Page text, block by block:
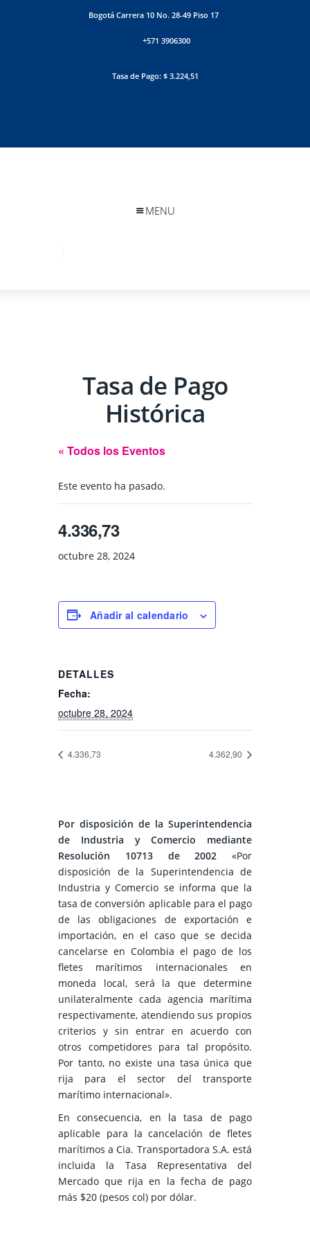
Bogotá Carrera 10 No. 28-49 Piso 17
+571 3906300
Tasa de Pago: $ 3.224,51
MENU
Tasa de Pago
Histórica
« Todos los Eventos
Este evento ha pasado.
4.336,73
octubre 28, 2024
Añadir al calendario
DETALLES
Fecha:
octubre 28, 2024
4.336,73 4.362,90
Por disposición de la Superintendencia
de Industria y Comercio mediante
Resolución 10713 de 2002 «Por
disposición de la Superintendencia de
Industria y Comercio se informa que la
tasa de conversión aplicable para el pago
de las obligaciones de exportación e
importación, en el caso que se decida
cancelarse en Colombia el pago de los
fletes marítimos internacionales en
moneda local, será la que determine
unilateralmente cada agencia marítima
respectivamente, atendiendo sus propios
criterios y sin entrar en acuerdo con
otros competidores para tal propósito.
Por tanto, no existe una tasa única que
rija para el sector del transporte
marítimo internacional».
En consecuencia, en la tasa de pago
aplicable para la cancelación de fletes
marítimos a Cia. Transportadora S.A. está
incluida la Tasa Representativa del
Mercado que rija en la fecha de pago
más $20 (pesos col) por dólar.